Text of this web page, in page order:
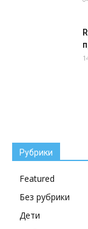
Рубрики
Featured
Без рубрики
Дети